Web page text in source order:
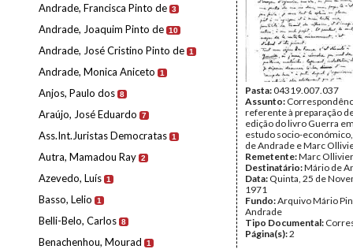
Andrade, Francisca Pinto de 3
Andrade, Joaquim Pinto de 10
Andrade, José Cristino Pinto de 1
Andrade, Monica Aniceto 1
Anjos, Paulo dos 8
Araújo, José Eduardo 7
Ass.Int.Juristas Democratas 1
Autra, Mamadou Ray 2
Azevedo, Luís 1
Basso, Lelio 1
Belli-Belo, Carlos 8
Benachenhou, Mourad 1
Pasta:04319.007.037
Assunto:
referente à preparação
edição do livro Guerra
estudo socio-
de Andrade e Marc
Remetente:Marc Ollivier
Destinatário:Mário de
Data: Quinta, 25 de
1971
Fundo:Arquivo Mário
Andrade
Tipo Documental:
Página(s):2